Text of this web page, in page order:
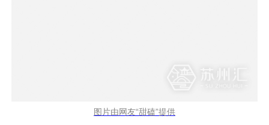
图片由网友“甜磕”提供